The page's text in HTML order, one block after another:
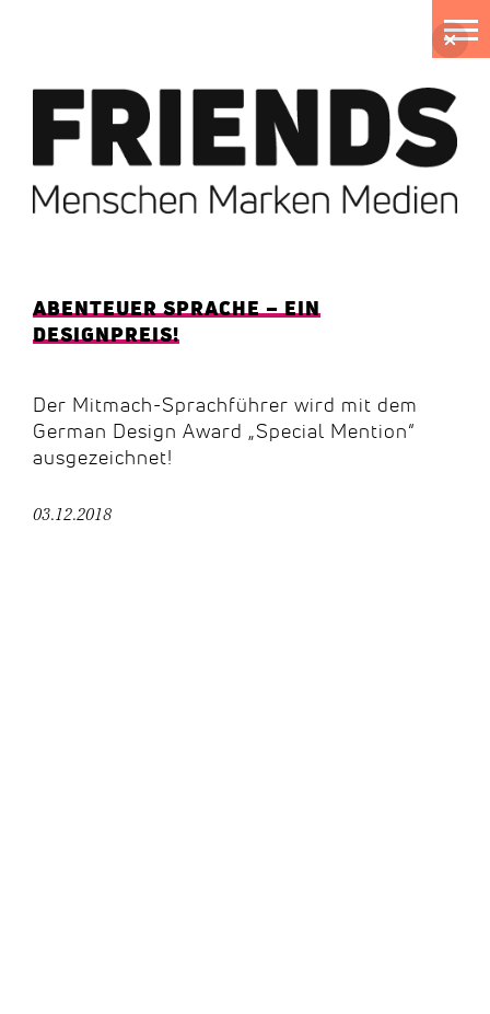
ABENTEUER SPRACHE – EIN
DESIGNPREIS!
Der Mitmach-Sprachführer wird mit dem
German Design Award „Special Mention“
ausgezeichnet!
03.12.2018